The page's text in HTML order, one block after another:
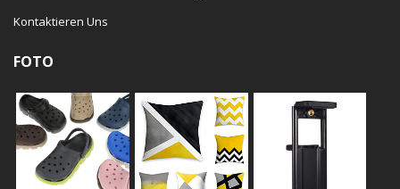
Kontaktieren Uns
FOTO